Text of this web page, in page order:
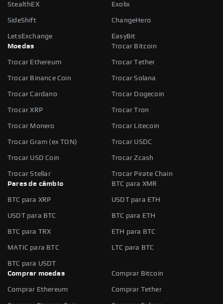
StealthEX Exolix
SideShift ChangeHero
LetsExchange
EasyBit
Moedas
Trocar Bitcoin
Trocar Ethereum Trocar Tether
Trocar Binance Coin Trocar Solana
Trocar Cardano Trocar Dogecoin
Trocar XRP Trocar Tron
Trocar Monero Trocar Litecoin
Trocar Gram (ex TON) Trocar USDC
Trocar USD Coin Trocar Zcash
Trocar Stellar
Trocar Pirate Chain
Pares de câmbio
BTC para XMR
BTC para XRP USDT para ETH
USDT para BTC BTC para ETH
BTC para TRX ETH para BTC
MATIC para BTC LTC para BTC
BTC para USDT
Comprar moedas
Comprar Bitcoin
Comprar Ethereum Comprar Tether